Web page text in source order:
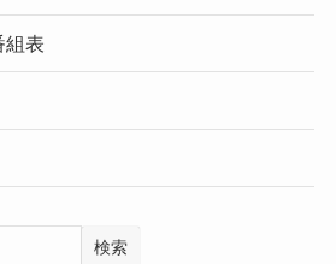
組表
検索